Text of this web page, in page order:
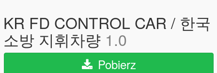
KR FD CONTROL CAR / 한국
소방 지휘차량 1.0
Pobierz